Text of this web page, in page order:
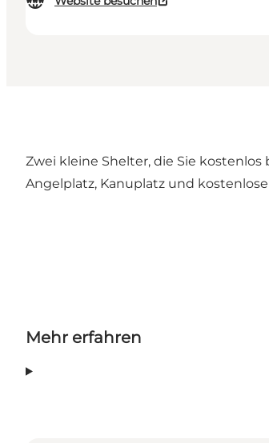
Zwei kleine Shelter, die Sie
Angelplatz, Kanuplatz und
Mehr erfahren